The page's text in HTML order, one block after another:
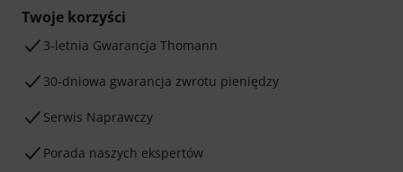
Twoje korzyści
3-letnia Gwarancja Thomann
30-dniowa gwarancja zwrotu pieniędzy
Serwis Naprawczy
Porada naszych ekspertów